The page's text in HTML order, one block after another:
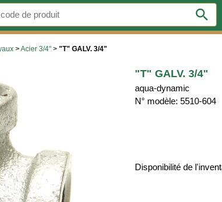
search
>Acier 3/4" > "T" GALV. 3/4"
"T" GALV. 3/4"
aqua-dynamic
N° modèle: 5510-604
Disponibilité de